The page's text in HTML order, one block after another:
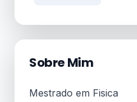
Sobre Mim
Mestrado em Fisica